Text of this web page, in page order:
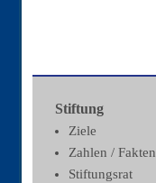
Stiftung
Ziele
Zahlen / Fakten
Stiftungsrat